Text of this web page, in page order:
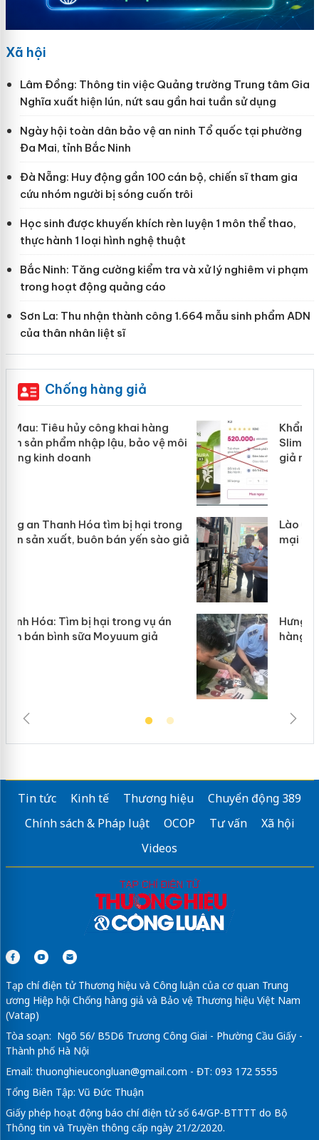
Xã hội
Lâm Đồng: Thông tin việc Quảng trường Trung tâm Gia
Nghĩa xuất hiện lún, nứt sau gần hai tuần sử dụng
Ngày hội toàn dân bảo vệ an ninh Tổ quốc tại phường
Đa Mai, tỉnh Bắc Ninh
Đà Nẵng: Huy động gần 100 cán bộ, chiến sĩ tham gia
cứu nhóm người bị sóng cuốn trôi
Học sinh được khuyến khích rèn luyện 1 môn thể thao,
thực hành 1 loại hình nghệ thuật
Bắc Ninh: Tăng cường kiểm tra và xử lý nghiêm vi phạm
trong hoạt động quảng cáo
Sơn La: Thu nhận thành công 1.664 mẫu sinh phẩm ADN
của thân nhân liệt sĩ
Chống hàng giả
Khẩn trương xác minh, xử lý sản phẩm
Slimaura Care x3 sử dụng giấy phép
Lào Cai xử lý 83 vụ vi phạm thương
mại trong tháng 7
Hưng Yên: Xử lý 6 hộ kinh doanh bán
hàng giả mạo nhãn hiệu Adidas, Nike
Tin tức Kinh tế Thương hiệu
Chuyển động 389
Chính sách & Pháp luật
OCOP Tư vấn
Xã hội
Videos
Tạp chí điện tử Thương hiệu và Công luận của cơ quan Trung
ương Hiệp hội Chống hàng giả và Bảo vệ Thương hiệu Việt Nam
(Vatap)
Tòa soạn: Ngõ 56/ B5D6 Trương Công Giai - Phường Cầu Giấy -
Thành phố Hà Nội
Email: thuonghieucongluan@gmail.com - ĐT: 093 172 5555
Tổng Biên Tập: Vũ Đức Thuận
Giấy phép hoạt động báo chí điện tử số 64/GP-BTTTT do Bộ
Thông tin và Truyền thông cấp ngày 21/2/2020.